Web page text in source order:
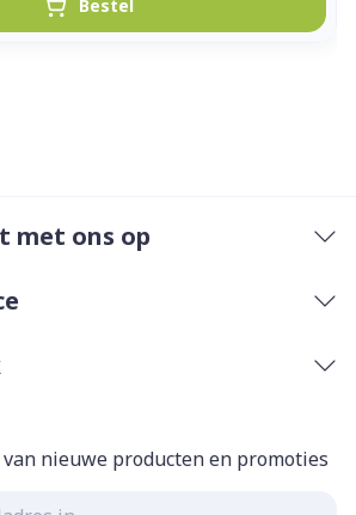
Bestel
met ons op
nieuwe producten en promoties